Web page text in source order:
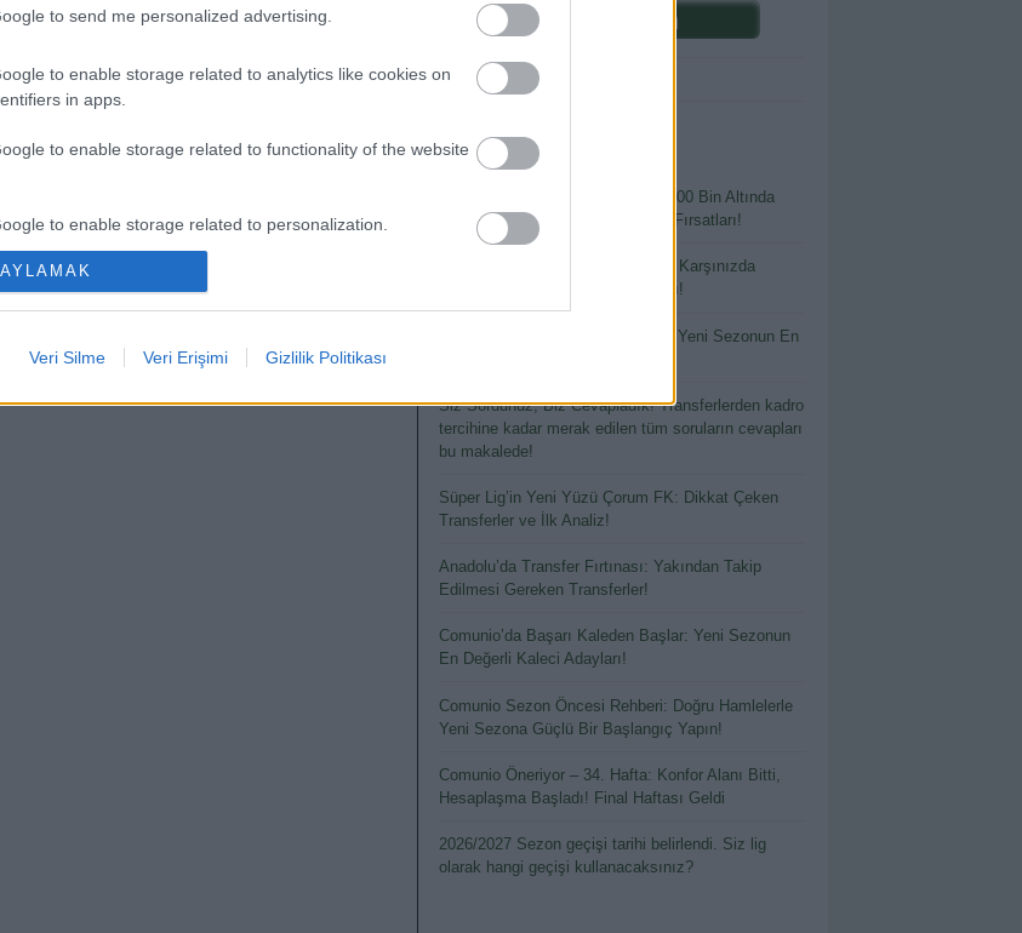
to send me personalized advertising.
to enable storage related to analytics like cookies on
in apps.
to enable storage related to functionality of the website
to enable storage related to personalization.
to enable storage related to security, including
and fraud prevention, and other user protection.
Veri Silme Veri Erişimi Gizlilik Politikası
Comunio oyna
EN YENİ YAZILAR
Düşük Bütçeyle Büyük Kazanç: 400 Bin Altında
Kaçırılmaması Gereken Transfer Fırsatları!
Ya Patlayacak Ya da Parlayacak: Karşınızda
Comunio’nun En Riskli Oyuncuları!
Büyük İsimler, Büyük Beklentiler: Yeni Sezonun En
Siz Sordunuz, Biz Cevapladık! Transferlerden kadro
tercihine kadar merak edilen tüm soruların cevapları
bu makalede!
Süper Lig’in Yeni Yüzü Çorum FK: Dikkat Çeken
Transferler ve İlk Analiz!
Anadolu’da Transfer Fırtınası: Yakından Takip
Edilmesi Gereken Transferler!
Comunio’da Başarı Kaleden Başlar: Yeni Sezonun
En Değerli Kaleci Adayları!
Comunio Sezon Öncesi Rehberi: Doğru Hamlelerle
Yeni Sezona Güçlü Bir Başlangıç Yapın!
Comunio Öneriyor – 34. Hafta: Konfor Alanı Bitti,
Hesaplaşma Başladı! Final Haftası Geldi
2026/2027 Sezon geçişi tarihi belirlendi. Siz lig
olarak hangi geçişi kullanacaksınız?